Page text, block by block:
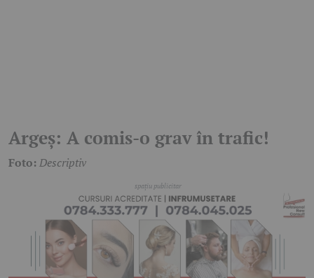
Argeș: A comis-o grav în trafic!
Foto:Descriptiv